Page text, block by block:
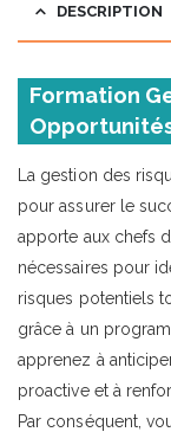
DESCRIPTION
Formation
La gestion des
pour assurer le
apporte aux chefs
nécessaires pour
risques potentiels
grâce à un
apprenez à
proactive et à
Par conséquent,